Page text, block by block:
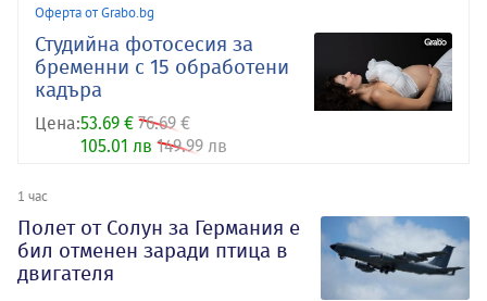
Оферта от Grabo.bg
Студийна фотосесия за
бременни с 15 обработени
кадъра
Цена:53.69 € 76.69 €
105.01 лв 149.99 лв
1 час
Полет от Солун за Германия е
бил отменен заради птица в
двигателя